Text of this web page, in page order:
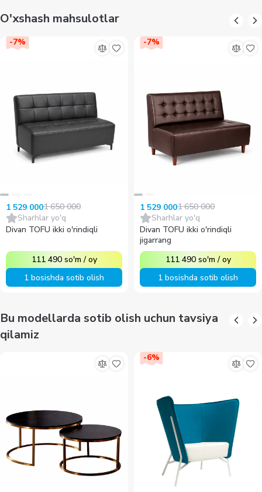
O'xshash mahsulotlar
-7%
1 529 0001 650 000
Sharhlar yo'q
Divan TOFU ikki o'rindiqli
111 490 so'm /oy
1 bosishda sotib olish
-7%
1 529 0001 650 000
Sharhlar yo'q
Divan TOFU ikki o'rindiqli
jigarrang
111 490 so'm /oy
1 bosishda sotib olish
Bu modellarda sotib olish uchun tavsiya
qilamiz
-6%